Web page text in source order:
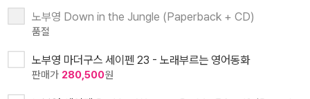
노부영 Down in the Jungle (Paperback + CD)
품절
노부영 마더구스 세이펜 23 - 노래부르는 영어동화
판매가 280,500원